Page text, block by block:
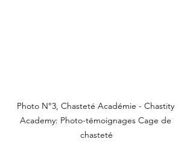
Photo N°3, Chasteté Académie - Chastity
Academy: Photo-témoignages Cage de
chasteté